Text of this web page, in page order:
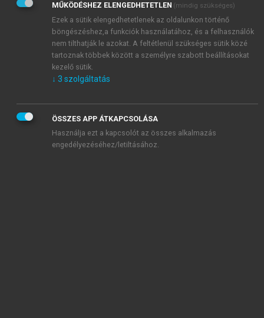
Adatkezelési tájékoztatóbanfoglaltakat tudomásul
veszem és elfogadom.
Általános vásárlási feltételeket, valamint a szotar.netés a
mersz.huoldalak licencszerződéseiben foglaltakat
tudomásul veszem és elfogadom.
KIPRÓBÁLOM
MŰKÖDÉSHEZ ELENGEDHETETLEN (mindig szükséges)
Ezek a sütik elengedhetetlenek az oldalunkon történő
böngészéshez,a funkciók használatához, és a felhasználók
nem tilthatják le azokat. A feltétlenül szükséges sütik közé
tartoznak többek között a személyre szabott beállításokat
kezelő sütik.
↓ 3 szolgáltatás
ÖSSZES APP ÁTKAPCSOLÁSA
Használja ezt a kapcsolót az összes alkalmazás
engedélyezéséhez/letiltásához.